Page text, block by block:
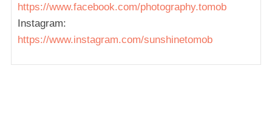
https://www.facebook.com/photography.tomob
Instagram:
https://www.instagram.com/sunshinetomob